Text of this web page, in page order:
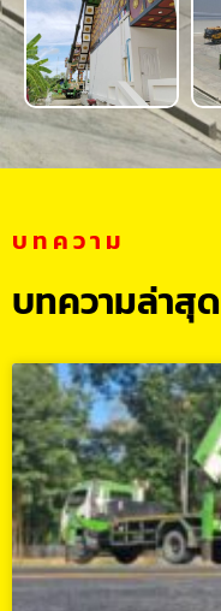
บทความ
บทความล่าสุด